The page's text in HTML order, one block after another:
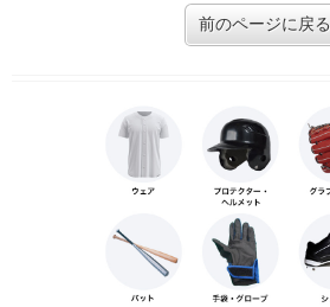
前のページに戻る